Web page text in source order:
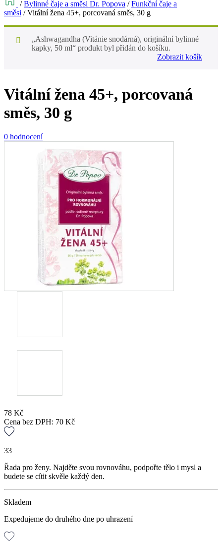
/Bylinné čaje a směsi Dr. Popova /Funkční čaje a
směsi /Vitální žena 45+, porcovaná směs, 30 g
„Ashwagandha (Vitánie snodárná), originální bylinné
kapky, 50 ml“ produkt byl přidán do košíku.
Zobrazit košík
Vitální žena 45+, porcovaná
směs, 30 g
0 hodnocení
78 Kč
Cena bez DPH: 70 Kč
33
Řada pro ženy. Najděte svou rovnováhu, podpořte tělo i mysl a
budete se cítit skvěle každý den.
Skladem
Expedujeme do druhého dne po uhrazení